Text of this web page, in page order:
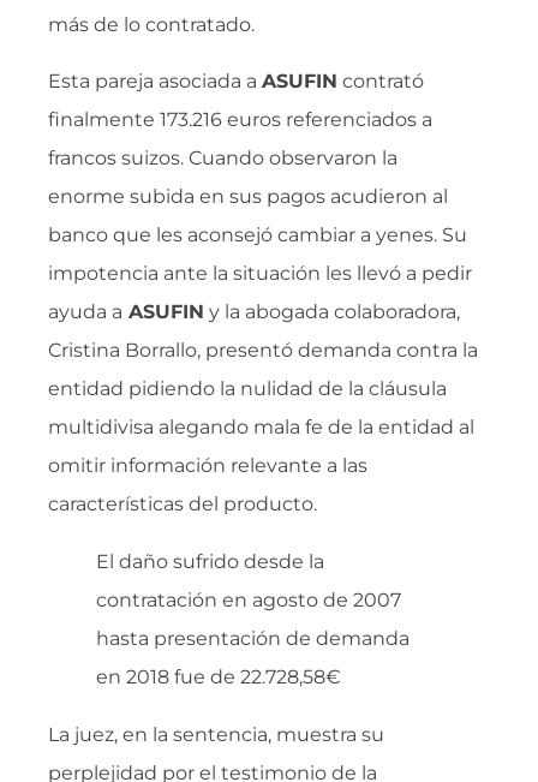
más de lo contratado.
Esta pareja asociada a ASUFIN contrató
finalmente 173.216 euros referenciados a
francos suizos. Cuando observaron la
enorme subida en sus pagos acudieron al
banco que les aconsejó cambiar a yenes. Su
impotencia ante la situación les llevó a pedir
ayuda a ASUFIN y la abogada colaboradora,
Cristina Borrallo, presentó demanda contra la
entidad pidiendo la nulidad de la cláusula
multidivisa alegando mala fe de la entidad al
omitir información relevante a las
características del producto.
El daño sufrido desde la
contratación en agosto de 2007
hasta presentación de demanda
en 2018 fue de 22.728,58€
La juez, en la sentencia, muestra su
perplejidad por el testimonio de la